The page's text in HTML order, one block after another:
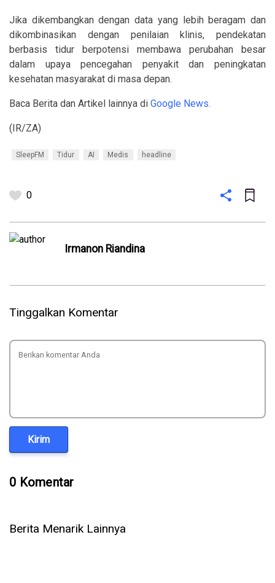
Jika dikembangkan dengan data yang lebih beragam dan
dikombinasikan dengan penilaian klinis, pendekatan
berbasis tidur berpotensi membawa perubahan besar
dalam upaya pencegahan penyakit dan peningkatan
kesehatan masyarakat di masa depan.
Baca Berita dan Artikel lainnya di Google News.
(IR/ZA)
SleepFM Tidur AI Medis headline
0
Irmanon Riandina
Tinggalkan Komentar
Kirim
0 Komentar
Berita Menarik Lainnya